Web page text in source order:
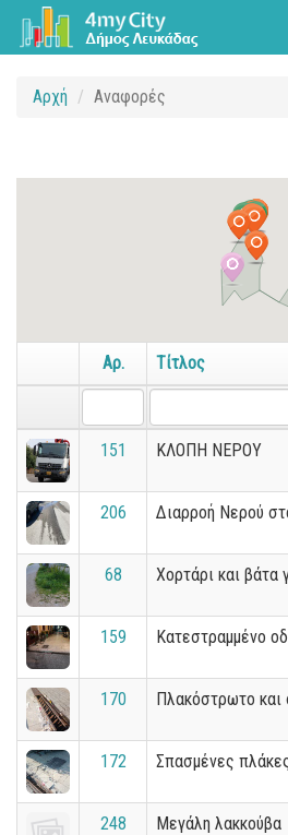
Αρχή Αναφορές
Αρ. Τίτλος
151 ΚΛΟΠΗ ΝΕΡΟΥ
206 Διαρροή Νερού
68 Χορτάρι και βάτα
159 Κατεστραμμένο
170 Πλακόστρωτο και
172 Σπασμένες
248 Μεγάλη λακκούβα